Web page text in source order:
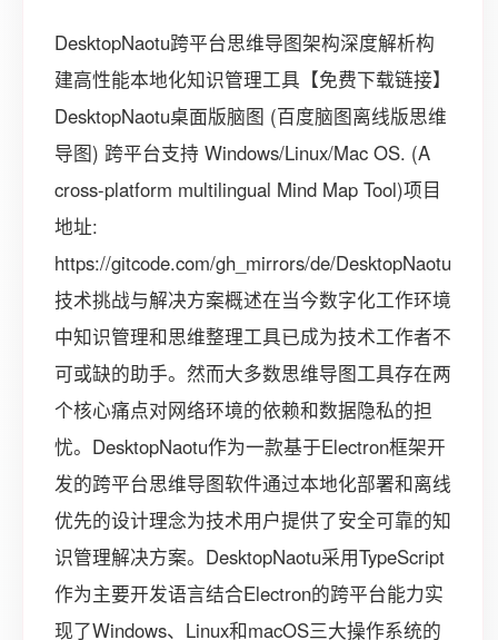
DesktopNaotu跨平台思维导图架构深度解析构
建高性能本地化知识管理工具【免费下载链接】
DesktopNaotu桌面版脑图 (百度脑图离线版思维
导图) 跨平台支持 Windows/Linux/Mac OS. (A
cross-platform multilingual Mind Map Tool)项目
地址:
https://gitcode.com/gh_mirrors/de/DesktopNaotu
技术挑战与解决方案概述在当今数字化工作环境
中知识管理和思维整理工具已成为技术工作者不
可或缺的助手。然而大多数思维导图工具存在两
个核心痛点对网络环境的依赖和数据隐私的担
忧。DesktopNaotu作为一款基于Electron框架开
发的跨平台思维导图软件通过本地化部署和离线
优先的设计理念为技术用户提供了安全可靠的知
识管理解决方案。DesktopNaotu采用TypeScript
作为主要开发语言结合Electron的跨平台能力实
现了Windows、Linux和macOS三大操作系统的